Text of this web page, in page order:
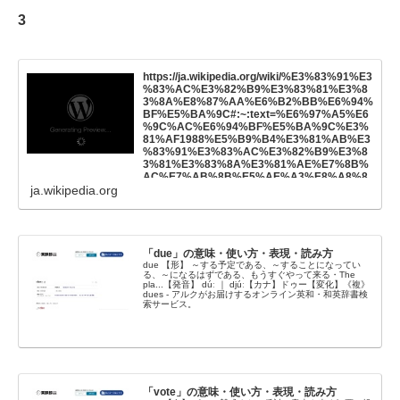
%E3%81%AE%E7%8A%AF%E7%BD%AA%
E3%82%82%E8%BE%9E%E3%81%95%E3%
81%9A%E3%80%81%E3%82%A2%E3%83%
A1%E3%83%AA%E3%82%AB%E5%90%8C
%E6%99%82%E5%A4%9A%E7%99%BA%E
3%83%86%E3%83%AD%E3%80%81%E3%8
3%91%E3%83%AA%E5%90%8C%E6%99%
82%E5%A4%9A%E7%99%BA%E3%83%86
%E3%83%AD%E3%80%81%E3%83%99%E3
%83%AB%E3%82%AE%E3%83%BC%E9%8
%E5%BC%95%E3%81%8D%E8%B5%B7%E
3
https://ja.wikipedia.org/wiki/%E3%83%91%E3
%83%AC%E3%82%B9%E3%83%81%E3%8
3%8A%E8%87%AA%E6%B2%BB%E6%94%
BF%E5%BA%9C#:~:text=%E6%97%A5%E6
%9C%AC%E6%94%BF%E5%BA%9C%E3%
81%AF1988%E5%B9%B4%E3%81%AB%E3
%83%91%E3%83%AC%E3%82%B9%E3%8
3%81%E3%83%8A%E3%81%AE%E7%8B%
AC%E7%AB%8B%E5%AE%A3%E8%A8%8
F%E8%AA%8D%E3%81%97%E3%81%A6%
E3%81%84%E3%81%AA%E3%81%84%E3%
81%9F%E3%82%81%E3%80%81%E6%9C%
AA%E3%81%A0%E3%81%AB%E3%83%91
%E3%83%AC%E3%82%B9%E3%83%81%E
3%83%8A%E8%87%AA%E6%B2%BB%E6%
ja.wikipedia.org
「due」の意味・使い方・表現・読み方
due 【形】 ～する予定である、～することになってい
る、～になるはずである、もうすぐやって来る・The
pla...【発音】 dúː ｜ djúː【カナ】ドゥー【変化】《複》
dues - アルクがお届けするオンライン英和・和英辞書検
索サービス。
「vote」の意味・使い方・表現・読み方